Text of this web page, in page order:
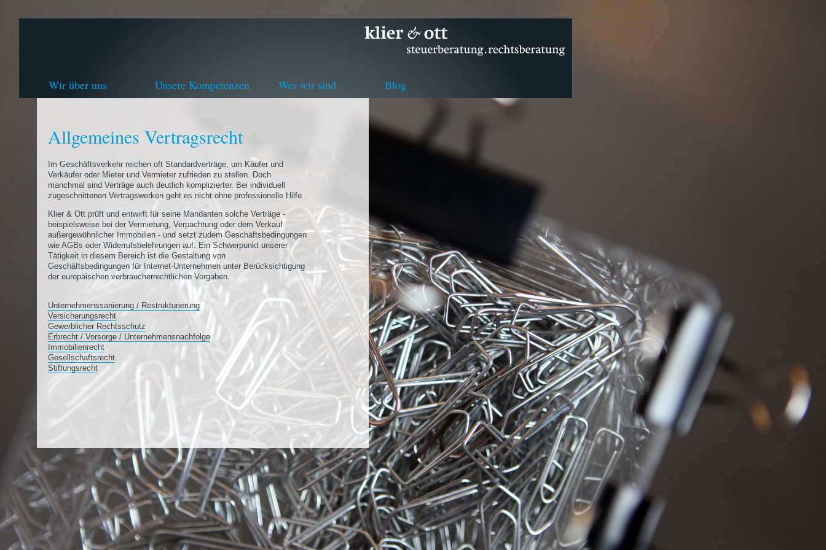
Wir über uns Unsere Kompetenzen Wer wir sind Blog
Allgemeines Vertragsrecht
Im Geschäftsverkehr reichen oft Standardverträge, um Käufer und
Verkäufer oder Mieter und Vermieter zufrieden zu stellen. Doch
manchmal sind Verträge auch deutlich komplizierter. Bei individuell
zugeschnittenen Vertragswerken geht es nicht ohne professionelle Hilfe.
Klier & Ott prüft und entwirft für seine Mandanten solche Verträge -
beispielsweise bei der Vermietung, Verpachtung oder dem Verkauf
außergewöhnlicher Immobilien - und setzt zudem Geschäftsbedingungen
wie AGBs oder Widerrufsbelehrungen auf. Ein Schwerpunkt unserer
Tätigkeit in diesem Bereich ist die Gestaltung von
Geschäftsbedingungen für Internet-Unternehmen unter Berücksichtigung
der europäischen verbraucherrechtlichen Vorgaben.
Unternehmenssanierung / Restrukturierung
Versicherungsrecht
Gewerblicher Rechtsschutz
Erbrecht / Vorsorge / Unternehmensnachfolge
Immobilienrecht
Gesellschaftsrecht
Stiftungsrecht